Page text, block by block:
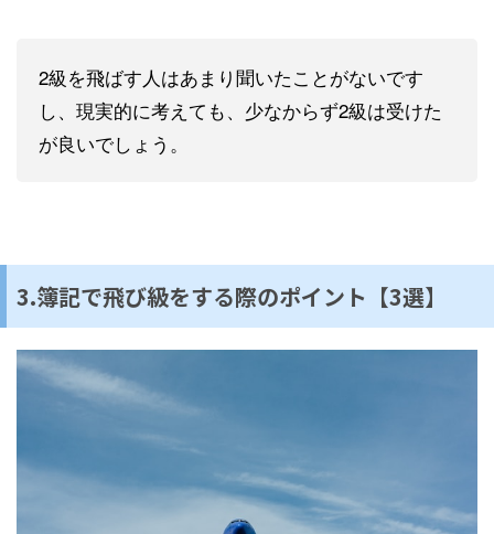
2級を飛ばす人はあまり聞いたことがないです
し、現実的に考えても、少なからず2級は受けた
が良いでしょう。
3.簿記で飛び級をする際のポイント【3選】